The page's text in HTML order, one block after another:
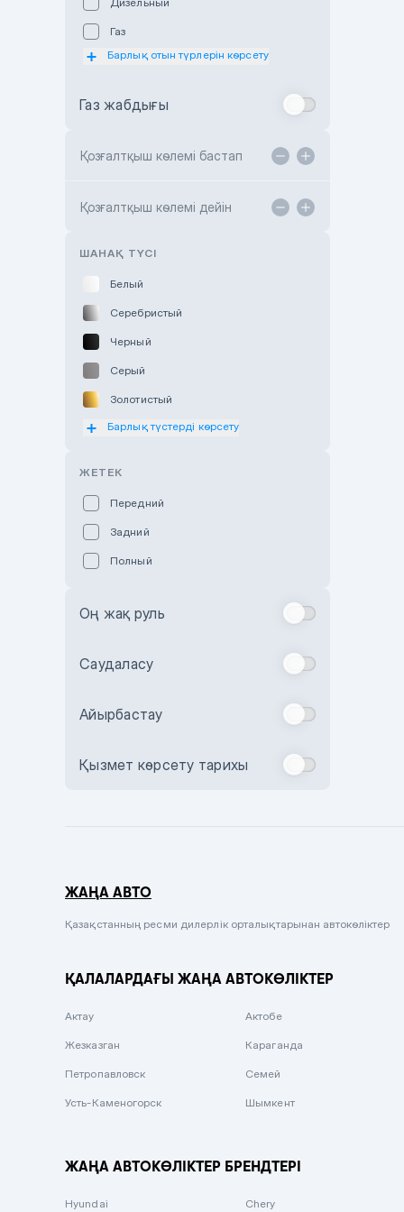
Subaru Motor Almaty
Toyota Astana
TANK Motors Karaganda
Газ
Барлық отын түрлерін көрсету
Газ жабдығы
Қозғалтқыш көлемі бастап
Қозғалтқыш көлемі дейін
ШАНАҚ ТҮСІ
Белый
Серебристый
Черный
Серый
Золотистый
Оранжевый
Зеленый
Бежевый
Комбинированный
Сиреневый металлик
Вишневый
Барлық түстерді көрсету
ЖЕТЕК
Передний
Задний
Полный
Оң жақ руль
Саудаласу
Айырбастау
Қызмет көрсету тарихы
ЖАҢА АВТО
Қазақстанның ресми дилерлік орталықтарынан автокөліктер
ҚАЛАЛАРДАҒЫ ЖАҢА АВТОКӨЛІКТЕР
Актау Актобе
Жезказган Караганда
Петропавловск Семей
Усть-Каменогорск Шымкент
ЖАҢА АВТОКӨЛІКТЕР БРЕНДТЕРІ
Hyundai Chery